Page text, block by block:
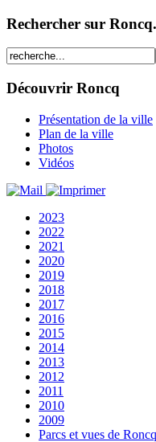
Rechercher sur
Découvrir Roncq
Présentation de la ville
Plan de la ville
Photos
Vidéos
2023
2022
2021
2020
2019
2018
2017
2016
2015
2014
2013
2012
2011
2010
2009
Parcs et vues de Roncq